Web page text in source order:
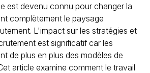
est devenu connu pour changer la
complètement le paysage
L'impact sur les stratégies et
est significatif car les
de plus en plus des modèles de
article examine comment le travail